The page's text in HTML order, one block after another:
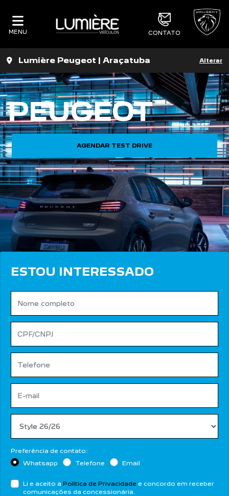
MENU CONTATO
Lumière Peugeot | Araçatuba Alterar
ESTOU INTERESSADO
Preferência de contato:
Whatsapp
Telefone Email
Li e aceito a Política de Privacidade e concordo em receber
comunicações da concessionária.
PEUGEOT
AGENDAR TEST DRIVE